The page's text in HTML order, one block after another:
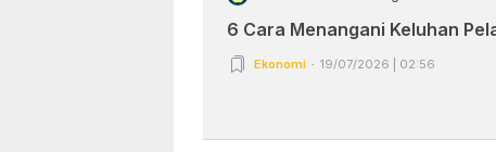
6 Cara Menangani Keluhan
Ekonomi 19/07/2026 | 02:56